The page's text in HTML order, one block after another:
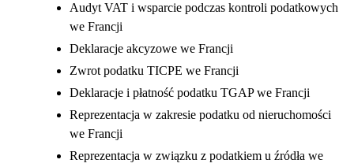
Audyt VAT i wsparcie podczas kontroli podatkowych
we Francji
Deklaracje akcyzowe we Francji
Zwrot podatku TICPE we Francji
Deklaracje i płatność podatku TGAP we Francji
Reprezentacja w zakresie podatku od nieruchomości
we Francji
Reprezentacja w związku z podatkiem u źródła we